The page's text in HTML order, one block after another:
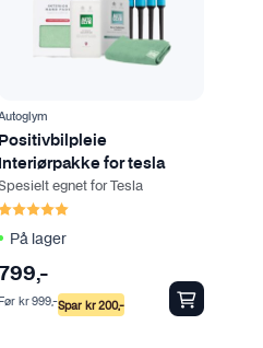
Positivbilpleie
Interiørpakke for tesla
egnet for Tesla
På lager
,-
Spar kr200,-
kr999,-